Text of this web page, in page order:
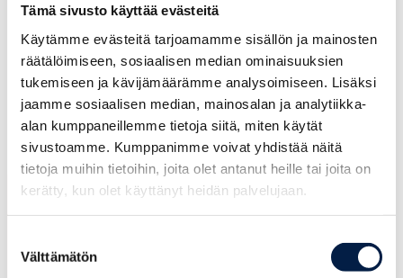
Tämä sivusto käyttää evästeitä
Käytämme evästeitä tarjoamamme sisällön ja mainosten
räätälöimiseen, sosiaalisen median ominaisuuksien
tukemiseen ja kävijämäärämme analysoimiseen. Lisäksi
jaamme sosiaalisen median, mainosalan ja analytiikka-
alan kumppaneillemme tietoja siitä, miten käytät
sivustoamme. Kumppanimme voivat yhdistää näitä
tietoja muihin tietoihin, joita olet antanut heille tai joita on
kerätty, kun olet käyttänyt heidän palvelujaan.
valinta
Välttämätön
Meidän kauttamme pääset myös helposti sparrailemaan ja
vaihtamaan ajatuksia muiden yrittäjien kanssa. Olisitko
kiinnostunut kehittämään yritystoimintaasi esimerkiksi jonkin
hankkeen kautta yhteistyössä muiden yritysten kanssa?
Lue lisää erilaisista verkostoitumismahdollisuuksista!